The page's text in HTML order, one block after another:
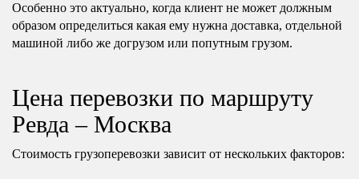
Особенно это актуально, когда клиент не может должным
образом определиться какая ему нужна доставка, отдельной
машиной либо же догрузом или попутным грузом.
Цена перевозки по маршруту
Ревда – Москва
Стоимость грузоперевозки зависит от нескольких факторов: